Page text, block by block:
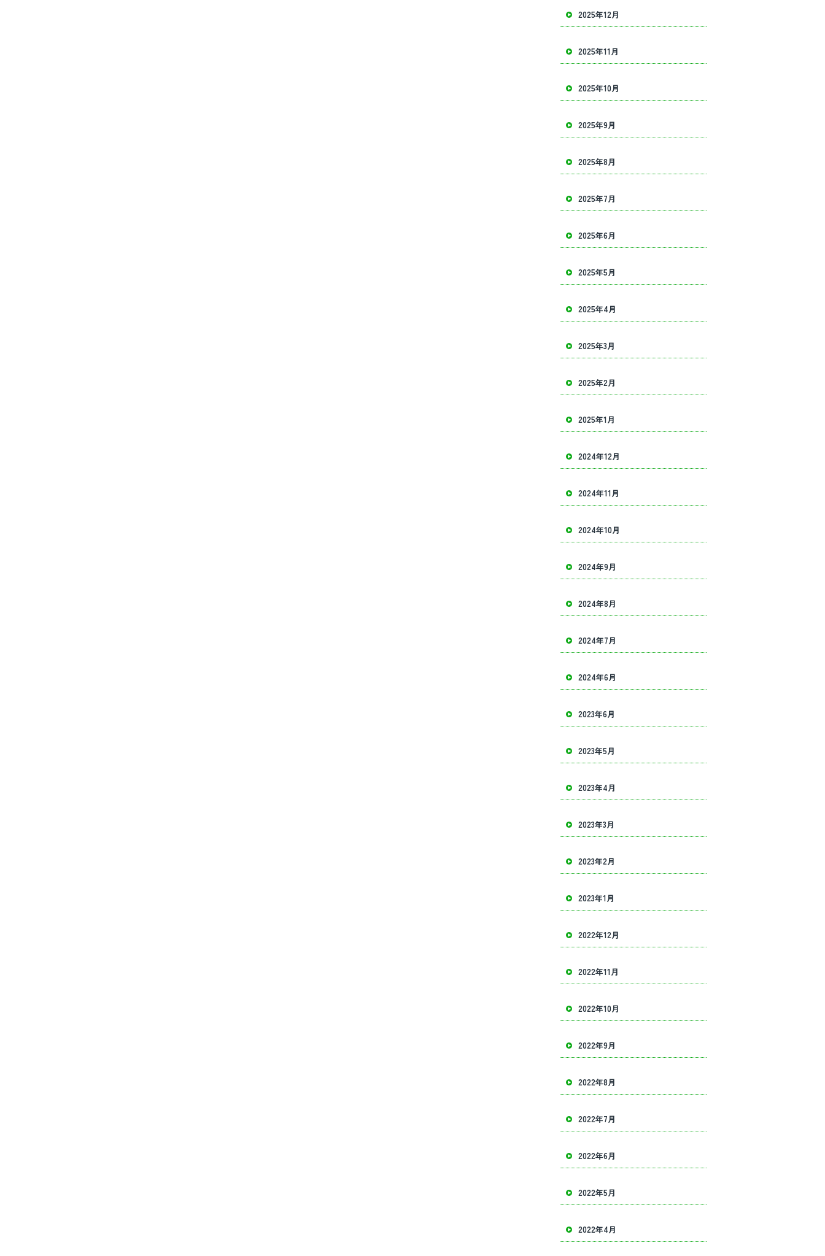
2025年12月
2025年11月
2025年10月
2025年9月
2025年8月
2025年7月
2025年6月
2025年5月
2025年4月
2025年3月
2025年2月
2025年1月
2024年12月
2024年11月
2024年10月
2024年9月
2024年8月
2024年7月
2024年6月
2023年6月
2023年5月
2023年4月
2023年3月
2023年2月
2023年1月
2022年12月
2022年11月
2022年10月
2022年9月
2022年8月
2022年7月
2022年6月
2022年5月
2022年4月